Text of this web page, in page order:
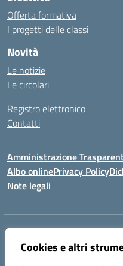
Cookies e altri
Offerta formativa
I progetti delle classi
Novità
Le notizie
Le circolari
Registro elettronico
Contatti
Amministrazione
Albo onlinePrivacy Policy
Note legali
Indirizzo:
Centralino:096721161 Email: